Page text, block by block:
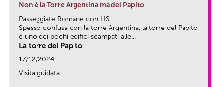
Non è la Torre Argentina ma del Papito
Passeggiate Romane con LIS
Spesso confusa con la torre Argentina, la torre del Papito
è uno dei pochi edifici scampati alle...
La torre del Papito
17/12/2024
Visita guidata